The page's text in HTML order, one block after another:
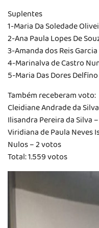
Suplentes
1-Maria Da Soledade
2-Ana Paula Lopes De
3-Amanda dos Reis
4-Marinalva de Castro
5-Maria Das Dores
Também receberam voto:
Cleidiane Andrade da
Ilisandra Pereira da Silva
Viridiana de Paula Neves
Nulos – 2 votos
Total: 1.559 votos